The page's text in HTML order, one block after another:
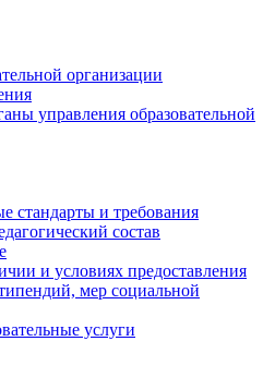
организации
управления образовательной
стандарты и требования
состав
и условиях предоставления
мер социальной
услуги